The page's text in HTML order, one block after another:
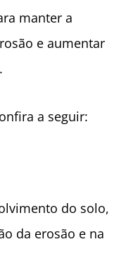
manter a
e aumentar
a seguir:
do solo,
da erosão e na